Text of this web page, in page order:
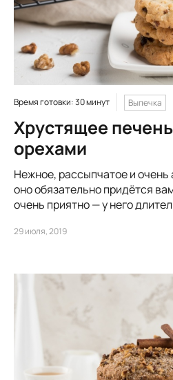
Время готовки: 30 минут Выпечка
Хрустящее
орехами
Нежное, рассыпчатое и
оно обязательно придётся
очень приятно — у него
29 июля, 2019